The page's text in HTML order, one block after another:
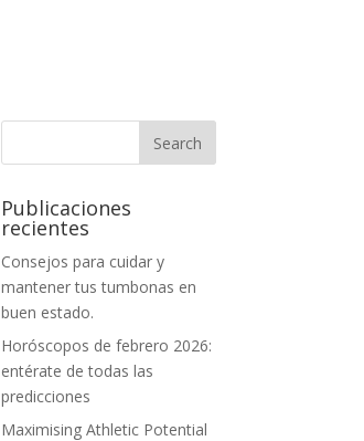
Publicaciones
recientes
Consejos para cuidar y
mantener tus tumbonas en
buen estado.
Horóscopos de febrero 2026:
entérate de todas las
predicciones
Maximising Athletic Potential